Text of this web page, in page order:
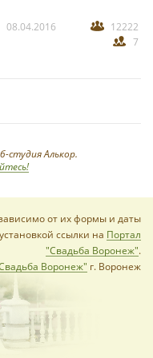
08.04.2016
12222
7
студия Алькор.
от их формы и даты
ссылки на Портал
"Свадьба Воронеж".
Воронеж" г. Воронеж